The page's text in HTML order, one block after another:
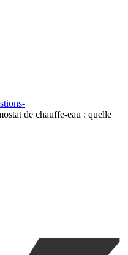
de chauffe-eau : quelle